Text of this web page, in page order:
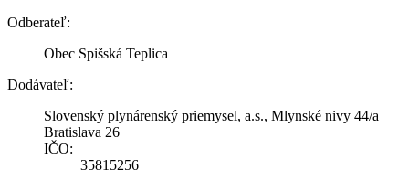
Odberateľ:
Obec Spišská Teplica
Dodávateľ:
Slovenský plynárenský priemysel, a.s., Mlynské nivy 44/a
Bratislava 26
IČO:
35815256